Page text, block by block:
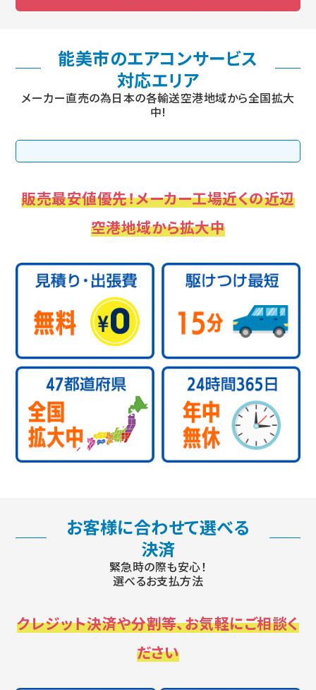
能美市のエアコンサービス
対応エリア
メーカー直売の為日本の各輸送空港地域から全国拡大
中!
販売最安値優先！メーカー工場近くの近辺
空港地域から拡大中
お客様に合わせて選べる
決済
緊急時の際も安心！
選べるお支払方法
クレジット決済や分割等、お気軽にご相談く
ださい